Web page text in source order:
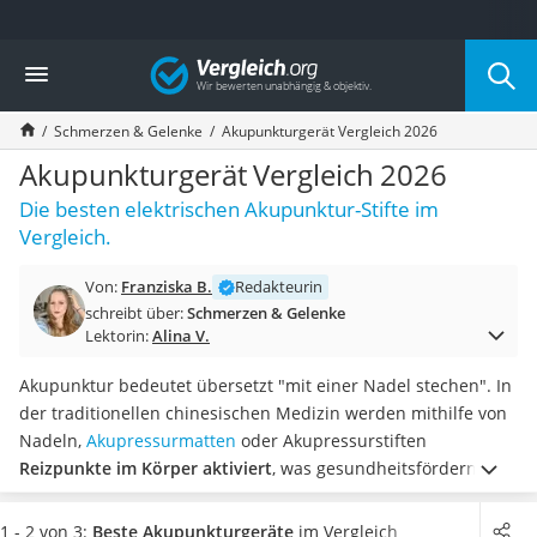
Die beliebtesten Vergleiche nach Kategorie
Drogerie
Inhalator
Haarschneider
Rollator
Braun Rasierer
Katzenklappe (Chip)
Rasierer
Massagepistole
Epilierer
Eiweißpulver
Magnesiumpräparat
Katzenklappe
Nackenmassagegerät
Zeckenschutz Katze
leichter Haartrockner
Vergleich
Schmerzen & Gelenke Akupunkturgerät Vergleich 2026
Akupunkturgerät Vergleich 2026
Die besten elektrischen Akupunktur-Stifte im
Vergleich.
Von: Franziska B.
Redakteurin
schreibt über:Schmerzen & Gelenke
Lektorin:Alina V.
Akupunktur bedeutet übersetzt "mit einer Nadel stechen". In
der traditionellen chinesischen Medizin werden mithilfe von
Nadeln, Akupressurmatten oder Akupressurstiften
Reizpunkte im Körper aktiviert, was gesundheitsfördernde
Wirkungen haben kann. Elektrische Akupunktur-Stifte haben
noch einige weitere Funktionen. Wählen Sie jetzt aus unserer
1 - 2 von 3: Beste Akupunkturgeräte im Vergleich